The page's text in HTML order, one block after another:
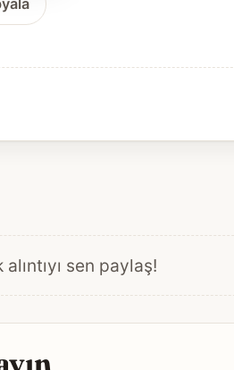
sen paylaş!